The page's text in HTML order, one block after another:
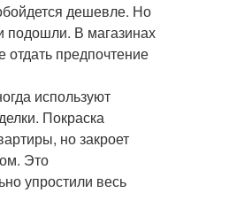
дешевле. Но
подошли. В магазинах
отдать предпочтение
используют
Покраска
но закроет
Это
упростили весь